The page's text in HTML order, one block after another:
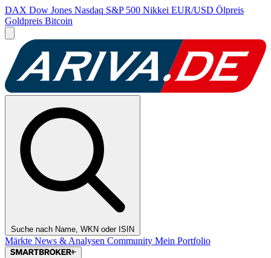
DAX Dow Jones Nasdaq S&P 500 Nikkei EUR/USD Ölpreis
Goldpreis Bitcoin
Suche nach Name, WKN oder ISIN
Märkte News & Analysen Community Mein Portfolio